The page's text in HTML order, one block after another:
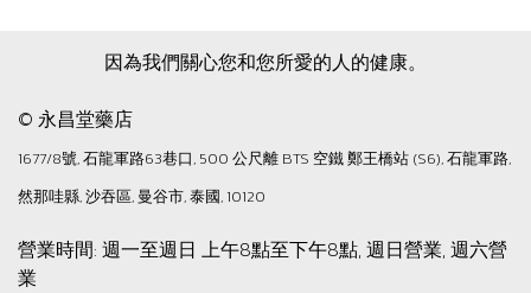
因為我們關心您和您所愛的人的健康。
© 永昌堂藥店
1677/8號, 石龍軍路63巷口, 500 公尺離 BTS 空鐵 鄭王橋站 (S6), 石龍軍路,
然那哇縣, 沙吞區, 曼谷市, 泰國, 10120
營業時間: 週一至週日 上午8點至下午8點, 週日營業, 週六營
業